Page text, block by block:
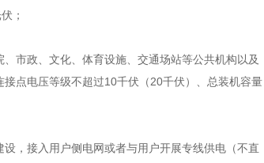
；
市政、文化、体育设施、交通场站等公共机构以及
点电压等级不超过10千伏（20千伏）、总装机容量
，接入用户侧电网或者与用户开展专线供电（不直